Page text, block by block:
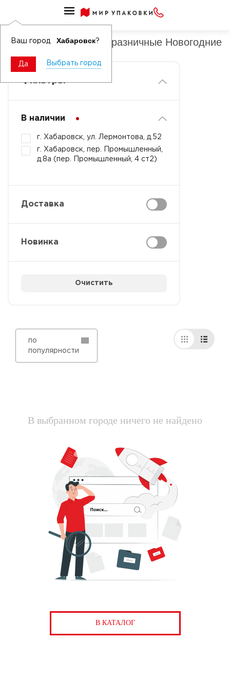
Ваш город Хабаровск?
Да Выбрать город
Пакеты полуметалл празничные Новогодние
Фильтры
В наличии
г. Хабаровск, ул. Лермонтова, д.52
г. Хабаровск, пер. Промышленный,
д.8а (пер. Промышленный, 4 ст2)
Доставка
Новинка
Очистить
по
популярности
В выбранном городе ничего не найдено
В КАТАЛОГ